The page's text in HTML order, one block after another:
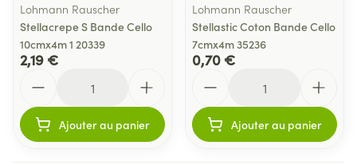
Lohmann Rauscher
Stellacrepe S Bande Cello
10cmx4m 1 20339
2,19 €
Ajouter au panier
Lohmann Rauscher
Stellastic Coton Bande Cello
7cmx4m 35236
0,70 €
Ajouter au panier